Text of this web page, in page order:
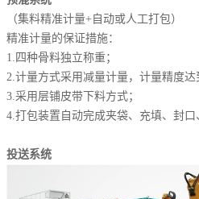
（集料精准计量+自动或人工打包）
精准计量的保证措施：
1.四种骨料独立称重；
2.计量方式采用减量计量，计量精度达
3.采用层铺皮带下料方式；
4.打包装置自动完成夹袋、充填、封口
投送系统